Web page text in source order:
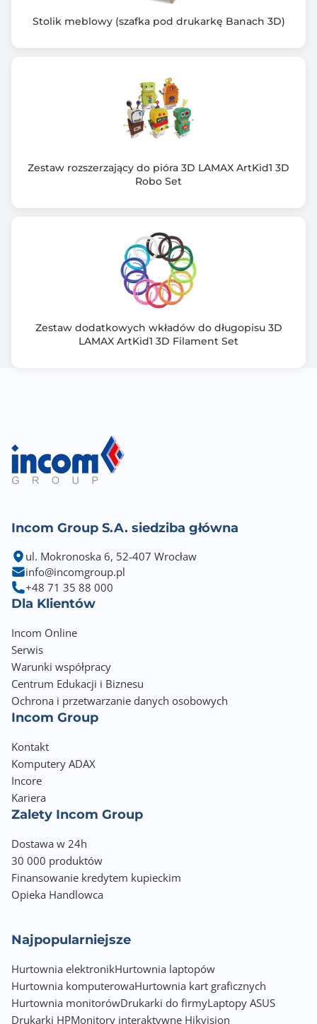
Stolik meblowy (szafka pod drukarkę Banach 3D)
Zestaw rozszerzający do pióra 3D LAMAX ArtKid1 3D
Robo Set
Zestaw dodatkowych wkładów do długopisu 3D
LAMAX ArtKid1 3D Filament Set
Incom Group S.A. siedziba główna
ul. Mokronoska 6, 52-407 Wrocław
info@incomgroup.pl
+48 71 35 88 000
Dla Klientów
Incom Online
Serwis
Warunki współpracy
Centrum Edukacji i Biznesu
Ochrona i przetwarzanie danych osobowych
Incom Group
Kontakt
Komputery ADAX
Incore
Kariera
Zalety Incom Group
Dostawa w 24h
30 000 produktów
Finansowanie kredytem kupieckim
Opieka Handlowca
Najpopularniejsze
Hurtownia elektronikHurtownia laptopów
Hurtownia komputerowaHurtownia kart graficznych
Hurtownia monitorówDrukarki do firmyLaptopy ASUS
Drukarki HPMonitory interaktywne Hikvision